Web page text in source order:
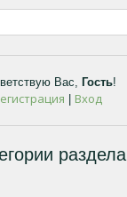
Вас, Гость!
Вход
раздела